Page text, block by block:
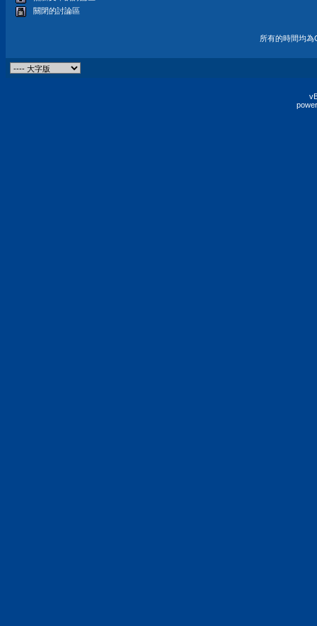
關閉的討論區
所有的時間均為